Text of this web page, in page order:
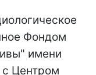
Фондом
имени
Центром